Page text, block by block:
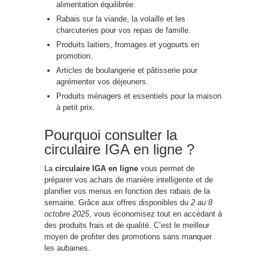
alimentation équilibrée.
Rabais sur la viande, la volaille et les
charcuteries pour vos repas de famille.
Produits laitiers, fromages et yogourts en
promotion.
Articles de boulangerie et pâtisserie pour
agrémenter vos déjeuners.
Produits ménagers et essentiels pour la maison
à petit prix.
Pourquoi consulter la
circulaire IGA en ligne ?
La circulaire IGA en ligne vous permet de
préparer vos achats de manière intelligente et de
planifier vos menus en fonction des rabais de la
semaine. Grâce aux offres disponibles du 2 au 8
octobre 2025, vous économisez tout en accédant à
des produits frais et de qualité. C’est le meilleur
moyen de profiter des promotions sans manquer
les aubaines.